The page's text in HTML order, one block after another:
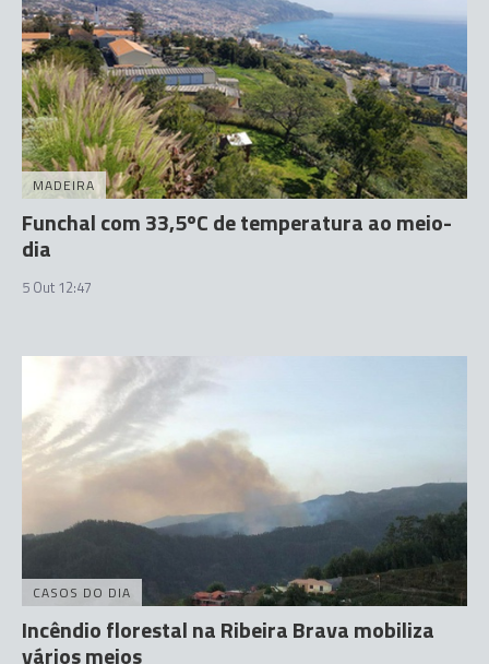
MADEIRA
Funchal com 33,5ºC de temperatura ao meio-
dia
5 Out 12:47
CASOS DO DIA
Incêndio florestal na Ribeira Brava mobiliza
vários meios